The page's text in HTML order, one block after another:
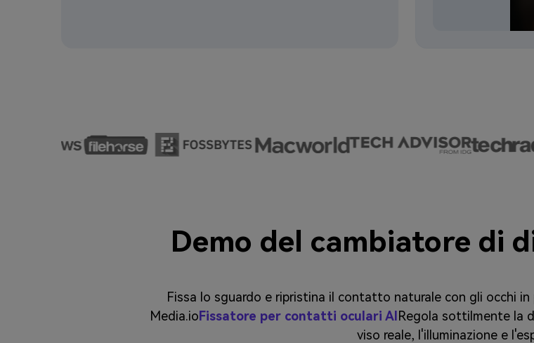
Demo del cambiatore di
Fissa lo sguardo e ripristina il contatto naturale con gli occhi
Media.ioFissatore per contatti oculari AI Regola sottilmente la
viso reale, l'illuminazione e